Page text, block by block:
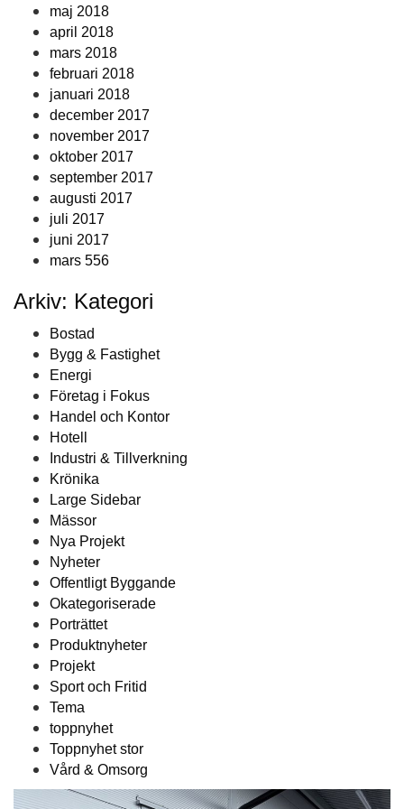
maj 2018
april 2018
mars 2018
februari 2018
januari 2018
december 2017
november 2017
oktober 2017
september 2017
augusti 2017
juli 2017
juni 2017
mars 556
Arkiv: Kategori
Bostad
Bygg & Fastighet
Energi
Företag i Fokus
Handel och Kontor
Hotell
Industri & Tillverkning
Krönika
Large Sidebar
Mässor
Nya Projekt
Nyheter
Offentligt Byggande
Okategoriserade
Porträttet
Produktnyheter
Projekt
Sport och Fritid
Tema
toppnyhet
Toppnyhet stor
Vård & Omsorg